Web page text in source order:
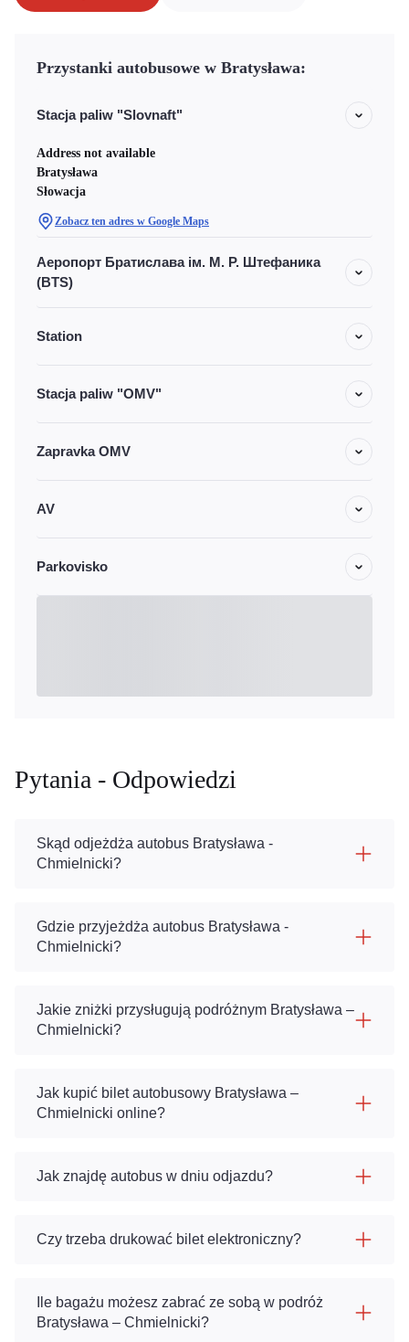
Przystanki autobusowe w Bratysława:
Stacja paliw "Slovnaft"
Address not available
Bratysława
Słowacja
Zobacz ten adres w Google Maps
Аеропорт Братислава ім. М. Р. Штефаника
(BTS)
Station
Stacja paliw "OMV"
Zapravka OMV
AV
Parkovisko
Pytania - Odpowiedzi
Skąd odjeżdża autobus Bratysława -
Chmielnicki?
Gdzie przyjeżdża autobus Bratysława -
Chmielnicki?
Jakie zniżki przysługują podróżnym Bratysława –
Chmielnicki?
Jak kupić bilet autobusowy Bratysława –
Chmielnicki online?
Jak znajdę autobus w dniu odjazdu?
Czy trzeba drukować bilet elektroniczny?
Ile bagażu możesz zabrać ze sobą w podróż
Bratysława – Chmielnicki?